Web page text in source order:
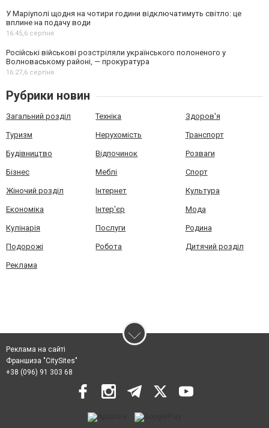
У Маріуполі щодня на чотири години відключатимуть світло: це
вплине на подачу води
16:45,6 серпня
Російські військові розстріляли українського полоненого у
Волноваському районі, — прокуратура
16:27,6 серпня
Рубрики новин
Загальний розділ Техніка Здоров'я
Туризм Нерухомість Транспорт
Будівництво Відпочинок Розваги
Бізнес Меблі Спорт
Жіночий розділ Інтернет Культура
Економіка Інтер'єр Мода
Кулінарія Послуги Родина
Подорожі Робота Дитячий розділ
Реклама
Реклама на сайті
Франшиза "CitySites"
+38 (096) 91 303 68